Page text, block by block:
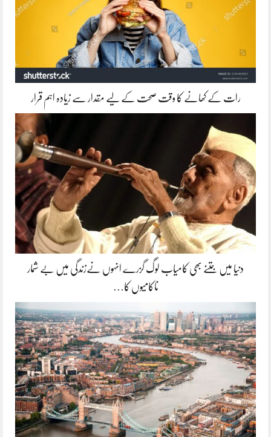
رات کے کھانے کا وقت صحت کے لیے مقدار سے زیادہ اہم قرار
دنیا میں جتنے بھی کامیاب لوگ گزرے انہوں نےزندگی میں بے شمار
ناکامیوں کا…